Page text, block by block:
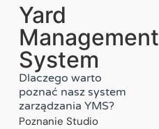
Yard
Management
System
Dlaczego warto
poznać nasz system
zarządzania YMS?
Poznanie Studio